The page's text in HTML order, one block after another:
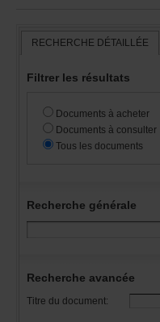
RECHERCHEDÉTAILLÉE
Filtrerlesrésultats
Documentsàacheter
Documentsàconsulter
Touslesdocuments
Recherchegénérale
Rechercheavancée
Titredudocument: